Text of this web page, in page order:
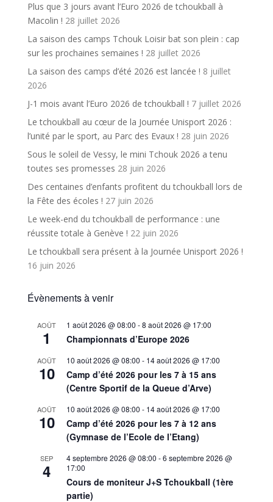
Plus que 3 jours avant l’Euro 2026 de tchoukball à
Macolin ! 28 juillet 2026
La saison des camps Tchouk Loisir bat son plein : cap
sur les prochaines semaines ! 28 juillet 2026
La saison des camps d’été 2026 est lancée ! 8 juillet
2026
J-1 mois avant l’Euro 2026 de tchoukball ! 7 juillet 2026
Le tchoukball au cœur de la Journée Unisport 2026 :
l’unité par le sport, au Parc des Evaux ! 28 juin 2026
Sous le soleil de Vessy, le mini Tchouk 2026 a tenu
toutes ses promesses 28 juin 2026
Des centaines d’enfants profitent du tchoukball lors de
la Fête des écoles ! 27 juin 2026
Le week-end du tchoukball de performance : une
réussite totale à Genève ! 22 juin 2026
Le tchoukball sera présent à la Journée Unisport 2026 !
16 juin 2026
Évènements à venir
AOÛT
1
1 août 2026 @ 08:00 -8 août 2026 @ 17:00
Championnats d’Europe 2026
AOÛT
10
10 août 2026 @ 08:00 - 14 août 2026 @ 17:00
Camp d’été 2026 pour les 7 à 15 ans
(Centre Sportif de la Queue d’Arve)
AOÛT
10
10 août 2026 @ 08:00 - 14 août 2026 @ 17:00
Camp d’été 2026 pour les 7 à 12 ans
(Gymnase de l’Ecole de l’Etang)
SEP
4
4 septembre 2026 @ 08:00 -6 septembre 2026 @
17:00
Cours de moniteur J+S Tchoukball (1ère
partie)